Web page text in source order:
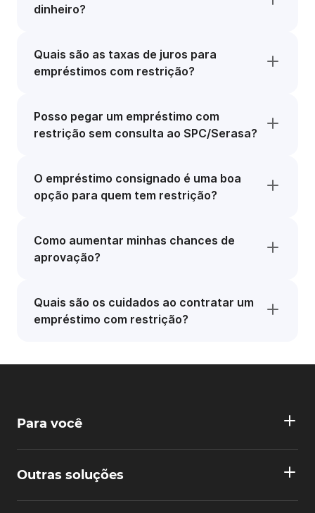
dinheiro?
Quais são as taxas de juros para
empréstimos com restrição?
Posso pegar um empréstimo com
restrição sem consulta ao SPC/Serasa?
O empréstimo consignado é uma boa
opção para quem tem restrição?
Como aumentar minhas chances de
aprovação?
Quais são os cuidados ao contratar um
empréstimo com restrição?
Para você
Outras soluções